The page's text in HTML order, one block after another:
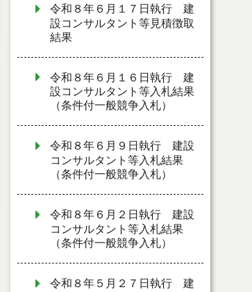
令和８年６月１７日執行 建
設コンサルタント等見積徴取
結果
令和８年６月１６日執行 建
設コンサルタント等入札結果
（条件付一般競争入札）
令和８年６月９日執行 建設
コンサルタント等入札結果
（条件付一般競争入札）
令和８年６月２日執行 建設
コンサルタント等入札結果
（条件付一般競争入札）
令和８年５月２７日執行 建